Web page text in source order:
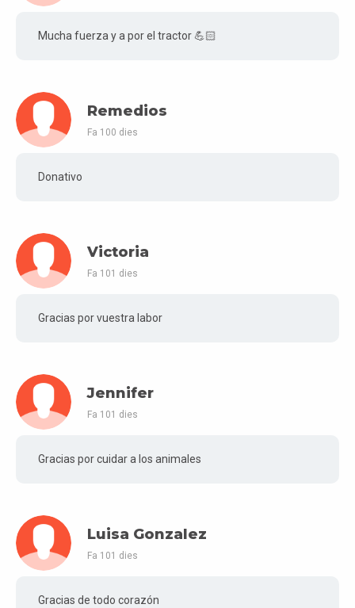
Mucha fuerza y a por el tractor 💪🏻
Remedios
Fa 100 dies
Donativo
Victoria
Fa 101 dies
Gracias por vuestra labor
Jennifer
Fa 101 dies
Gracias por cuidar a los animales
Luisa Gonzalez
Fa 101 dies
Gracias de todo corazón